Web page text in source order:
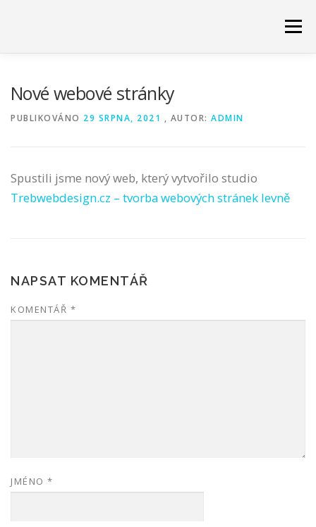
Menu
Nové webové stránky
PUBLIKOVÁNO 29 SRPNA, 2021 , AUTOR: ADMIN
Spustili jsme nový web, který vytvořilo studio
Trebwebdesign.cz – tvorba webových stránek levně
NAPSAT KOMENTÁŘ
KOMENTÁŘ *
JMÉNO *